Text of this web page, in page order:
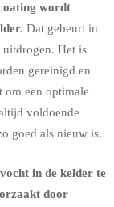
wordt
Dat gebeurt in
Het is
gereinigd en
om een optimale
voldoende
goed als nieuw is.
in de kelder te
door